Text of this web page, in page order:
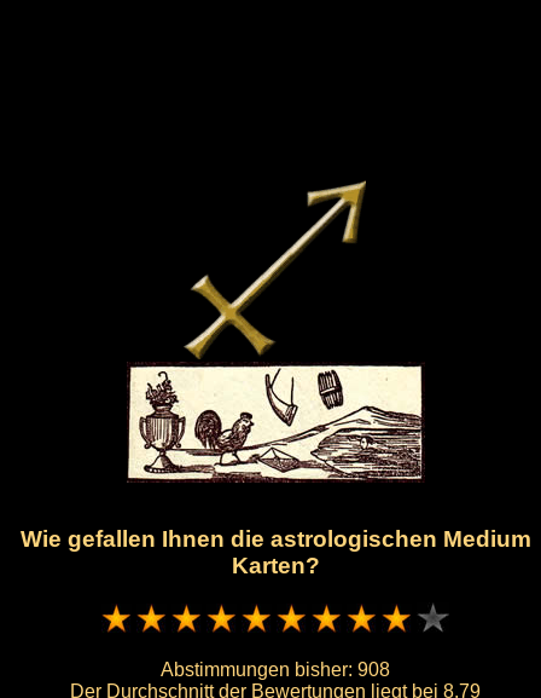
Wie gefallen Ihnen die astrologischen Medium
Karten?
Abstimmungen bisher: 908
Der Durchschnitt der Bewertungen liegt bei 8.79